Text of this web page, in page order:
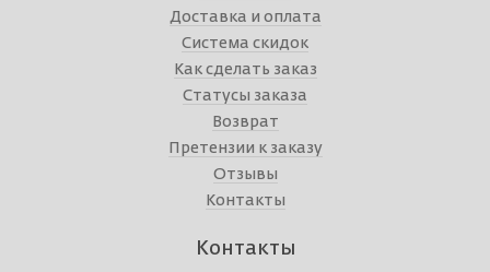
Доставка и оплата
Система скидок
Как сделать заказ
Статусы заказа
Возврат
Претензии к заказу
Отзывы
Контакты
Контакты